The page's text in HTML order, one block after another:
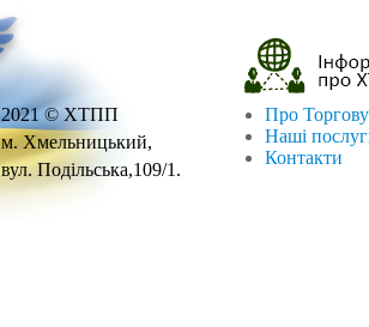
2021 © ХТПП
м. Хмельницький,
вул. Подільська,109/1.
Про
Наші
Контакти